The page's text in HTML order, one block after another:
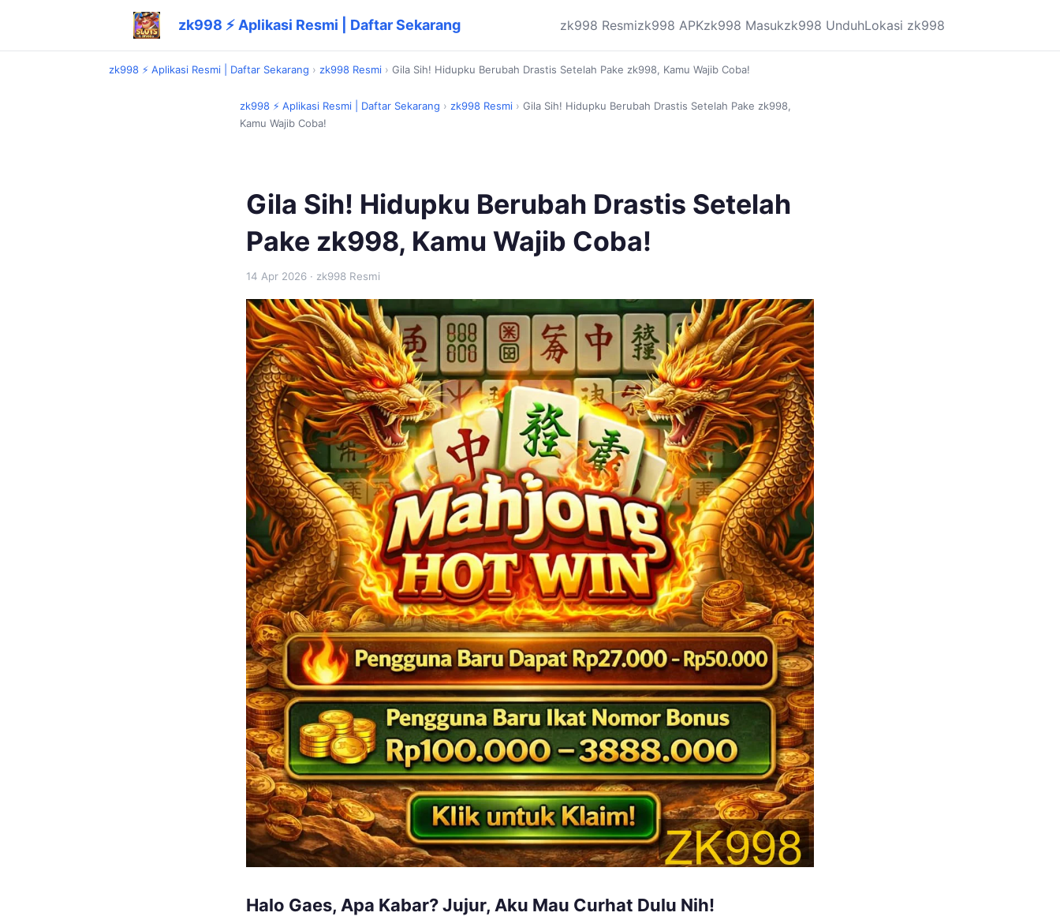
zk998 ⚡ Aplikasi Resmi | Daftar Sekarang zk998 Resmizk998 APKzk998 Masukzk998 UnduhLokasi zk998
zk998 ⚡ Aplikasi Resmi | Daftar Sekarang › zk998 Resmi › Gila Sih! Hidupku Berubah Drastis Setelah Pake zk998, Kamu Wajib Coba!
zk998 ⚡ Aplikasi Resmi | Daftar Sekarang › zk998 Resmi › Gila Sih! Hidupku Berubah Drastis Setelah Pake zk998,
Kamu Wajib Coba!
Gila Sih! Hidupku Berubah Drastis Setelah
Pake zk998, Kamu Wajib Coba!
14 Apr 2026 · zk998 Resmi
Halo Gaes, Apa Kabar? Jujur, Aku Mau Curhat Dulu Nih!